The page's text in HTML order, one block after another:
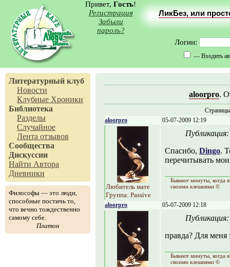
Привет, Гость!
Регистрация
Забыли
пароль?
ЛикБез, или
Логин:
— Входить
Литературный клуб
Новости
Клубные Хроники
Библиотека
Разделы
Случайное
Лента отзывов
Сообщества
Дискуссии
Найти Автора
Дневники
Философы — это люди,
способные постичь то,
что вечно тождественно
самому себе.
Платон
aloorpro.
aloorpro
05-07-2009 12:19
Любитель мате
Группа: Passive
Спасибо, Dingo.
перечитывать
Бывают минуты, когда
своими клешнями ©
aloorpro 05-07-2009 12:18
правда? Для меня
Бывают минуты, когда
своими клешнями ©